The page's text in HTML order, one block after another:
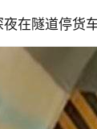
在隧道停货车